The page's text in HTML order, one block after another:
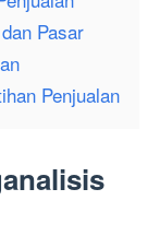
Pasar
Penjualan